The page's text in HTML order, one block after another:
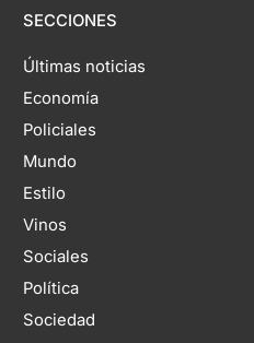
SECCIONES
Últimas noticias
Economía
Policiales
Mundo
Estilo
Vinos
Sociales
Política
Sociedad